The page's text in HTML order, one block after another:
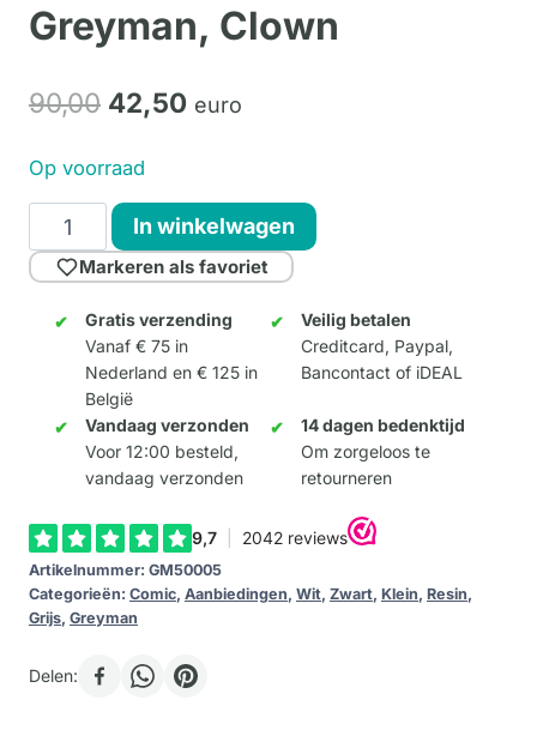
Greyman, Clown
90,00 Oorspronkelijke
90,00.
42,50 Huidige
42,50.
euro
Op voorraad
Greyman,
Clown
aantal
In winkelwagen
Markeren als favoriet
Gratis verzending
Vanaf € 75 in
Nederland en € 125 in
België
Veilig betalen
Creditcard, Paypal,
Bancontact of iDEAL
Vandaag verzonden
Voor 12:00 besteld,
vandaag verzonden
14 dagen bedenktijd
Om zorgeloos te
retourneren
Artikelnummer: GM50005
Categorieën: Comic, Aanbiedingen, Wit, Zwart, Klein, Resin,
Grijs, Greyman
Delen: